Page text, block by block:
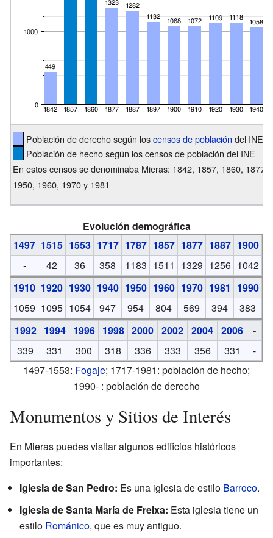
Población de derecho según loscensos de población del INE
Población de hecho según los censos de población del INE
En estos censos se denominaba Mieras: 1842, 1857, 1860,
1950, 1960, 1970 y 1981
Evolución demográfica
1497 1515 1553 1717 1787 1857 1877 1887 1900
-
42 36 358 1183 1511 1329 1256 1042
1910 1920 1930 1940 1950 1960 1970 1981
1990
1059 1095 1054 947 954 804 569 394
383
1992 1994 1996 1998 2000 2002 2004 2006
-
339
331 300 318 336 333 356 331
-
1497-1553: Fogaje; 1717-1981: población de hecho;
1990- : población de derecho
Monumentos y Sitios de Interés
En Mieras puedes visitar algunos edificios históricos
importantes:
Iglesia de San Pedro: Es una iglesia de estilo Barroco.
Iglesia de Santa María de Freixa: Esta iglesia tiene un
estilo Románico, que es muy antiguo.